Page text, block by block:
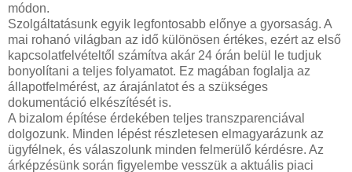
módon.
Szolgáltatásunk egyik legfontosabb előnye a gyorsaság. A
mai rohanó világban az idő különösen értékes, ezért az első
kapcsolatfelvételtől számítva akár 24 órán belül le tudjuk
bonyolítani a teljes folyamatot. Ez magában foglalja az
állapotfelmérést, az árajánlatot és a szükséges
dokumentáció elkészítését is.
A bizalom építése érdekében teljes transzparenciával
dolgozunk. Minden lépést részletesen elmagyarázunk az
ügyfélnek, és válaszolunk minden felmerülő kérdésre. Az
árképzésünk során figyelembe vesszük a aktuális piaci